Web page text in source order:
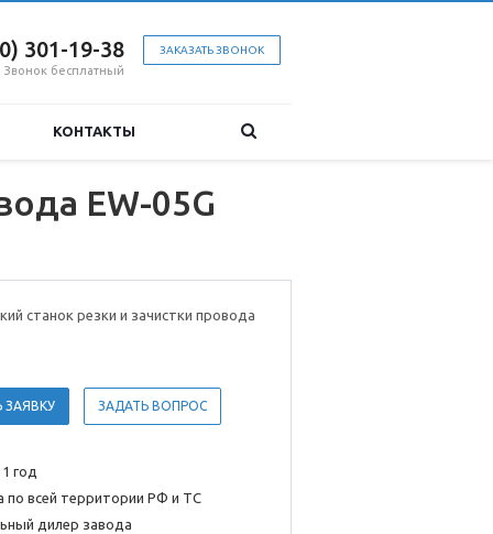
ЗАКАЗАТЬ ЗВОНОК
301-19-38
Звонок бесплатный
КОНТАКТЫ
EW-05G
станок резки и зачистки провода
ЗАЯВКУ ЗАДАТЬ ВОПРОС
год
по всей территории РФ и ТС
дилер завода